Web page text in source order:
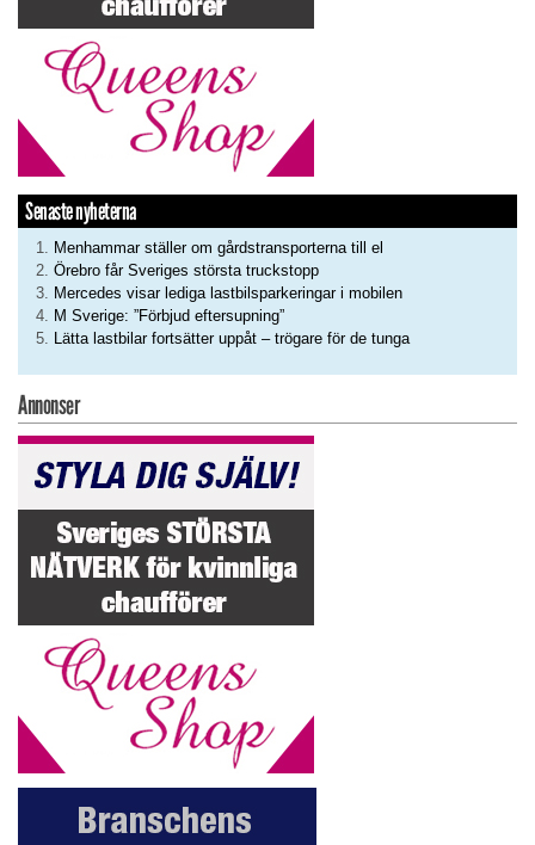
Senaste nyheterna
Menhammar ställer om gårdstransporterna till el
Örebro får Sveriges största truckstopp
Mercedes visar lediga lastbilsparkeringar i mobilen
M Sverige: ”Förbjud eftersupning”
Lätta lastbilar fortsätter uppåt – trögare för de tunga
Annonser